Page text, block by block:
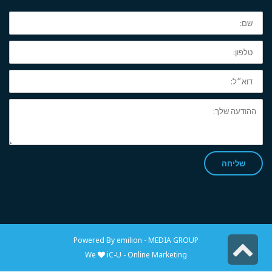
שם:
טלפון:
דוא״ל:
ההודעה
שלך:
שליחה
Powered Byemilion - MEDIA GROUP
We
iC-U - Online Marketingגלילה